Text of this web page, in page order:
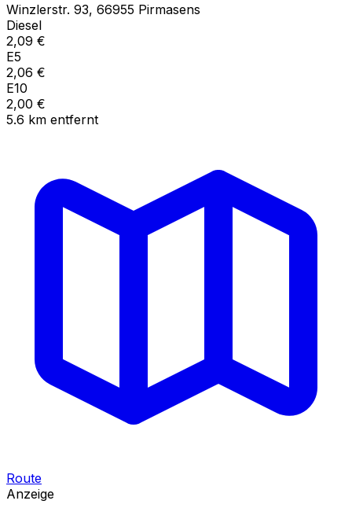
Winzlerstr. 93, 66955 Pirmasens
Diesel
2,09 €
E5
2,06 €
E10
2,00 €
5.6 km entfernt
Route
Anzeige